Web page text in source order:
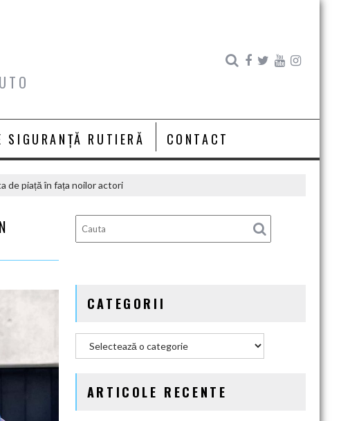
SIGURANȚĂ RUTIERĂ CONTACT
de piață în fața noilor actori
CATEGORII
ARTICOLE RECENTE